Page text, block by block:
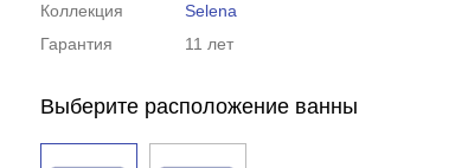
Коллекция
Selena
Гарантия
11 лет
Выберите расположение ванны